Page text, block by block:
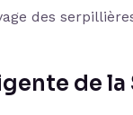
des
de la